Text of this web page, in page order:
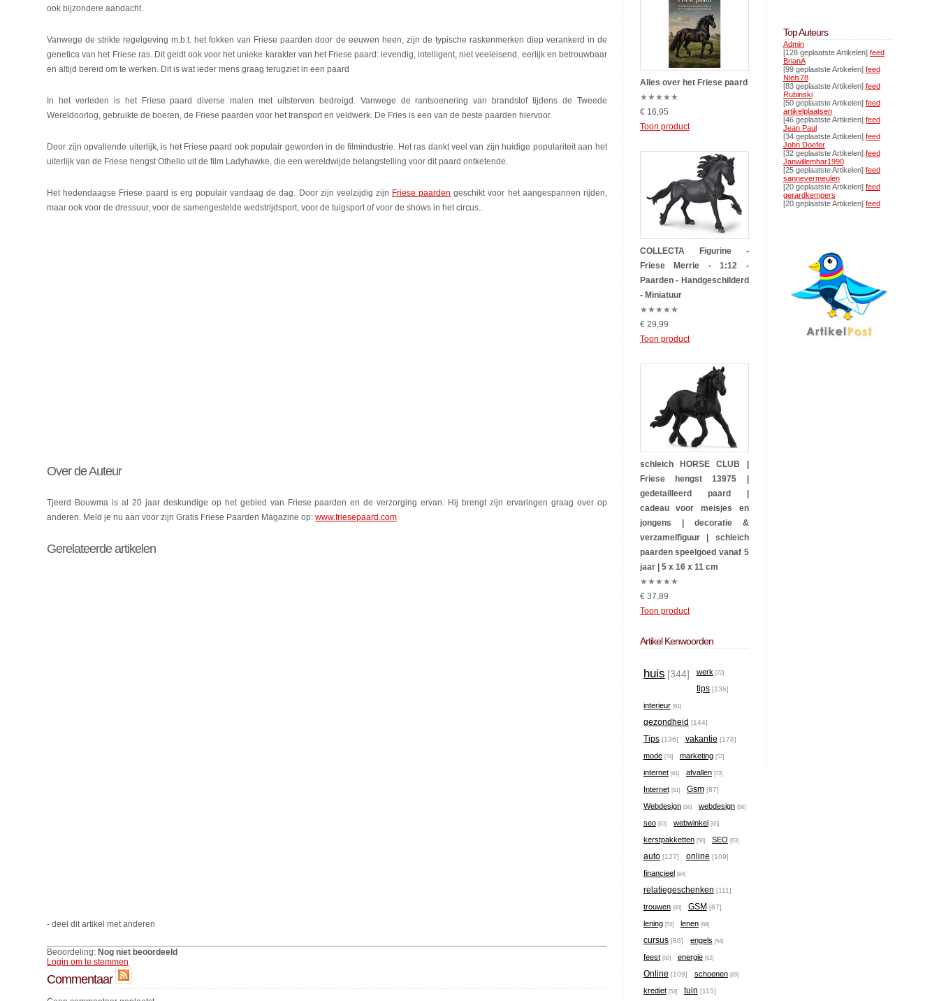
ook bijzondere aandacht.
Vanwege de strikte regelgeving m.b.t. het fokken van Friese paarden door de eeuwen heen, zijn de typische raskenmerken diep verankerd in de
genetica van het Friese ras. Dit geldt ook voor het unieke karakter van het Friese paard: levendig, intelligent, niet veeleisend, eerlijk en betrouwbaar
en altijd bereid om te werken. Dit is wat ieder mens graag terugziet in een paard
In het verleden is het Friese paard diverse malen met uitsterven bedreigd. Vanwege de rantsoenering van brandstof tijdens de Tweede
Wereldoorlog, gebruikte de boeren, de Friese paarden voor het transport en veldwerk. De Fries is een van de beste paarden hiervoor.
Door zijn opvallende uiterlijk, is het Friese paard ook populair geworden in de filmindustrie. Het ras dankt veel van zijn huidige populariteit aan het
uiterlijk van de Friese hengst Othello uit de film Ladyhawke, die een wereldwijde belangstelling voor dit paard ontketende.
Het hedendaagse Friese paard is erg populair vandaag de dag. Door zijn veelzijdig zijn Friese paarden geschikt voor het aangespannen rijden,
maar ook voor de dressuur, voor de samengestelde wedstrijdsport, voor de tuigsport of voor de shows in het circus..
Over de Auteur
Tjeerd Bouwma is al 20 jaar deskundige op het gebied van Friese paarden en de verzorging ervan. Hij brengt zijn ervaringen graag over op
anderen. Meld je nu aan voor zijn Gratis Friese Paarden Magazine op:www.friesepaard.com
Gerelateerde artikelen
- deel dit artikel met anderen
Beoordeling: Nog niet beoordeeld
Login om te stemmen
Commentaar
Alles over het Friese paard
★★★★★
€ 16,95
Toon product
COLLECTA Figurine -
Friese Merrie - 1:12 -
Paarden - Handgeschilderd
- Miniatuur
★★★★★
€ 29,99
Toon product
schleich HORSE CLUB |
Friese hengst 13975 |
gedetailleerd paard |
cadeau voor meisjes en
jongens | decoratie &
verzamel­figuur | schleich
paarden speelgoed vanaf 5
jaar | 5 x 16 x 11 cm
★★★★★
€ 37,89
Toon product
Artikel Kenwoorden
huis [344] werk [72]
tips [136]
interieur [61]
gezondheid [144]
Tips [136] vakantie [178]
mode [74] marketing [57]
internet [81] afvallen [73]
Internet [81] Gsm [87]
Webdesign [56] webdesign [56]
seo [63] webwinkel [65]
kerstpakketten [56] SEO [63]
auto [127] online [109]
financieel [84]
relatiegeschenken [111]
trouwen [60] GSM [87]
lening [53] lenen [68]
cursus [86] engels [54]
feest [50] energie [52]
Online [109] schoenen [69]
krediet [53] tuin [115]
Top Auteurs
Admin
[128 geplaatste Artikelen] feed
BrianA
[99 geplaatste Artikelen] feed
Niels78
[83 geplaatste Artikelen] feed
Rubinski
[50 geplaatste Artikelen] feed
artikelplaatsen
[46 geplaatste Artikelen] feed
Jean Paul
[34 geplaatste Artikelen] feed
John Doefer
[32 geplaatste Artikelen] feed
Janwillemhar1990
[25 geplaatste Artikelen] feed
sannevermeulen
[20 geplaatste Artikelen] feed
gerardkempers
[20 geplaatste Artikelen] feed